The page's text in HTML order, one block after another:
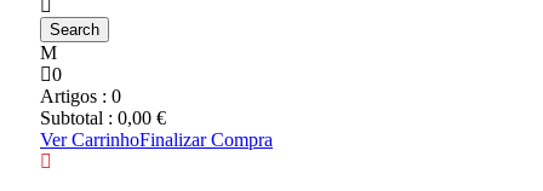
0
Artigos : 0
Subtotal : 0,00 €
Ver CarrinhoFinalizar Compra